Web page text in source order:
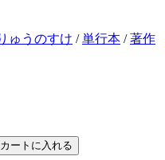
ゅうのすけ /単行本 /著作